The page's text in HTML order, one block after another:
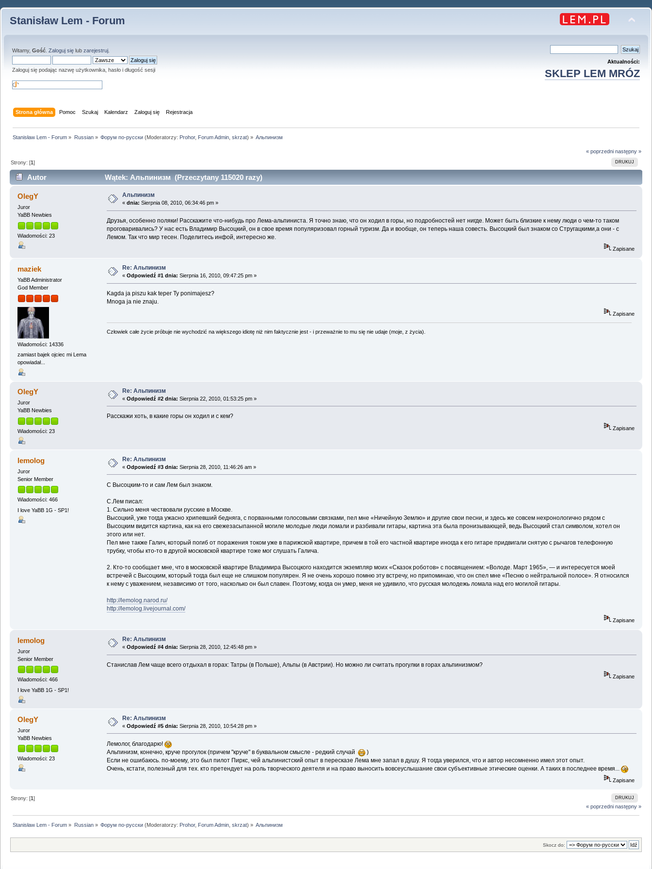
Stanisław Lem - Forum
Witamy, Gość Zaloguj się lub zarejestruj
Zaloguj się podając nazwę użytkownika, hasło i długość sesji
Aktualności:
SKLEP LEM MRÓZ
Strona główna Pomoc Szukaj Kalendarz Zaloguj się Rejestracja
Stanisław Lem - Forum » Russian» Форум по-русски(Moderatorzy: Prohor, Forum Admin, skrzat) » Альпинизм
« poprzedni następny »
DRUKUJ
Strony: [1]
Autor Wątek: Альпинизм (Przeczytany 115020 razy)
OlegY
Juror
YaBB Newbies
Wiadomości: 23
Альпинизм
« dnia: Sierpnia 08, 2010, 06:34:46 pm »
Друзья, особенно поляки! Расскажите что-нибудь про Лема-альпиниста. Я точно знаю, что он ходил в горы, но подробностей нет нигде. Может быть близкие к нему люди о чем-то таком
проговаривались? У нас есть Владимир Высоцкий, он в свое время популяризовал горный туризм. Да и вообще, он теперь наша совесть. Высоцкий был знаком со Стругацкими,а они - с
Лемом. Так что мир тесен. Поделитесь инфой, интересно же.
Zapisane
maziek
YaBB Administrator
God Member
Wiadomości: 14336
zamiast bajek ojciec mi Lema
opowiadał...
Re: Альпинизм
« Odpowiedź #1 dnia: Sierpnia 16, 2010, 09:47:25 pm »
Kagda ja piszu kak teper Ty ponimajesz?
Mnoga ja nie znaju.
Zapisane
Człowiek całe życie próbuje nie wychodzić na większego idiotę niż nim faktycznie jest - i przeważnie to mu się nie udaje (moje, z życia).
OlegY
Juror
YaBB Newbies
Wiadomości: 23
Re: Альпинизм
« Odpowiedź #2 dnia: Sierpnia 22, 2010, 01:53:25 pm »
Расскажи хоть, в какие горы он ходил и с кем?
Zapisane
lemolog
Juror
Senior Member
Wiadomości: 466
I love YaBB 1G - SP1!
Re: Альпинизм
« Odpowiedź #3 dnia: Sierpnia 28, 2010, 11:46:26 am »
С Высоцким-то и сам Лем был знаком.
С.Лем писал:
1. Сильно меня чествовали русские в Москве.
Высоцкий, уже тогда ужасно хрипевший бедняга, с порванными голосовыми связками, пел мне «Ничейную Землю» и другие свои песни, и здесь же совсем нехронологично рядом с
Высоцким видится картина, как на его свежезасыпанной могиле молодые люди ломали и разбивали гитары, картина эта была пронизывающей, ведь Высоцкий стал символом, хотел он
этого или нет.
Пел мне также Галич, который погиб от поражения током уже в парижской квартире, причем в той его частной квартире иногда к его гитаре придвигали снятую с рычагов телефонную
трубку, чтобы кто-то в другой московской квартире тоже мог слушать Галича.
2. Кто-то сообщает мне, что в московской квартире Владимира Высоцкого находится экземпляр моих «Сказок роботов» с посвящением: «Володе. Март 1965», — и интересуется моей
встречей с Высоцким, который тогда был еще не слишком популярен. Я не очень хорошо помню эту встречу, но припоминаю, что он спел мне «Песню о нейтральной полосе». Я относился
к нему с уважением, независимо от того, насколько он был славен. Поэтому, когда он умер, меня не удивило, что русская молодежь ломала над его могилой гитары.
http://lemolog.narod.ru/
http://lemolog.livejournal.com/
Zapisane
lemolog
Juror
Senior Member
Wiadomości: 466
I love YaBB 1G - SP1!
Re: Альпинизм
« Odpowiedź #4 dnia: Sierpnia 28, 2010, 12:45:48 pm »
Станислав Лем чаще всего отдыхал в горах: Татры (в Польше), Альпы (в Австрии). Но можно ли считать прогулки в горах альпинизмом?
Zapisane
OlegY
Juror
YaBB Newbies
Wiadomości: 23
Re: Альпинизм
« Odpowiedź #5 dnia: Sierpnia 28, 2010, 10:54:28 pm »
Лемолог, благодарю!
Альпинизм, конечно, круче прогулок (причем "круче" в буквальном смысле - редкий случай
)
Если не ошибаюсь. по-моему, это был пилот Пиркс, чей альпинистский опыт в пересказе Лема мне запал в душу. Я тогда уверился, что и автор несомненно имел этот опыт.
Очень, кстати, полезный для тех. кто претендует на роль творческого деятеля и на право выносить вовсеуслышание свои субъективные этические оценки. А таких в последнее время...
Zapisane
DRUKUJ
Strony: [1]
« poprzedni następny »
Stanisław Lem - Forum » Russian» Форум по-русски(Moderatorzy: Prohor, Forum Admin, skrzat) » Альпинизм
Skocz do: